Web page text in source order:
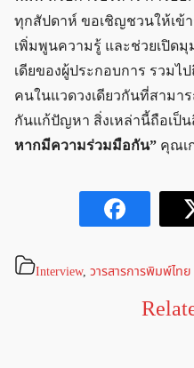
ทุกสัปดาห์ ขอเชิญชวนให้เข้
เพิ่มพูนความรู้ และช่วยเปิด
เดียของผู้ประกอบการ รวมไ
คนในแวดวงเดียวกันที่สามา
กันแก้ปัญหา สิ่งเหล่านี้ถือเป็
หากมีความร่วมมือกัน” คุณเ
Interview, วารสารการพิมพ์ไท